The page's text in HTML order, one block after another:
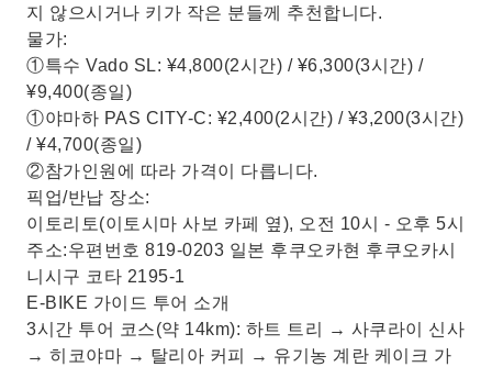
지 않으시거나 키가 작은 분들께 추천합니다.
물가:
①특수 Vado SL: ¥4,800(2시간) / ¥6,300(3시간) /
¥9,400(종일)
①야마하 PAS CITY-C: ¥2,400(2시간) / ¥3,200(3시간)
/ ¥4,700(종일)
②참가인원에 따라 가격이 다릅니다.
픽업/반납 장소:
이토리토(이토시마 사보 카페 옆), 오전 10시 - 오후 5시
주소:우편번호 819-0203 일본 후쿠오카현 후쿠오카시
니시구 코타 2195-1
E-BIKE 가이드 투어 소개
3시간 투어 코스(약 14km): 하트 트리 → 사쿠라이 신사
→ 히코야마 → 탈리아 커피 → 유기농 계란 케이크 가